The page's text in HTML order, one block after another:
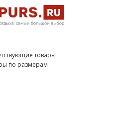
товары
по размерам